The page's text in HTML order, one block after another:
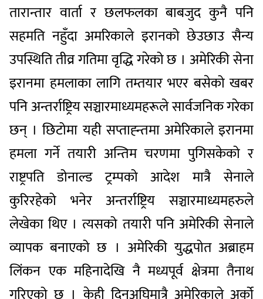
तारान्तार वार्ता र छलफलका बाबजुद कुनै पनि
सहमति नहुँदा अमरिकाले इरानको छेउछाउ सैन्य
उपस्थिति तीव्र गतिमा वृद्धि गरेको छ । अमेरिकी सेना
इरानमा हमलाका लागि तम्तयार भएर बसेको खबर
पनि अन्तर्राष्ट्रिय सञ्चारमाध्यमहरूले सार्वजनिक गरेका
छन् । छिटोमा यही सप्ताह्न्तमा अमेरिकाले इरानमा
हमला गर्ने तयारी अन्तिम चरणमा पुगिसकेको र
राष्ट्रपति डोनाल्ड ट्रम्पको आदेश मात्रै सेनाले
कुरिरहेको भनेर अन्तर्राष्ट्रिय सञ्चारमाध्यमहरुले
लेखेका थिए । त्यसको तयारी पनि अमेरिकी सेनाले
व्यापक बनाएको छ । अमेरिकी युद्धपोत अब्राहम
लिंकन एक महिनादेखि नै मध्यपूर्व क्षेत्रमा तैनाथ